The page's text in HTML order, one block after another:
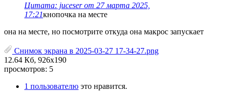
Цитата: juceser от 27 марта 2025,
17:21кнопочка на месте
она на месте, но посмотрите откуда она макрос запускает
Снимок экрана в 2025-03-27 17-34-27.png
12.64 Кб, 926x190
просмотров: 5
1 пользователю это нравится.